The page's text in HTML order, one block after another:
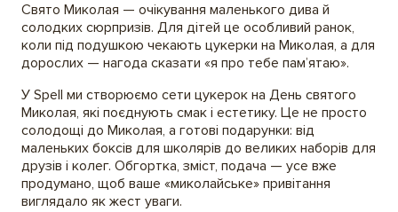
Свято Миколая — очікування маленького дива й
солодких сюрпризів. Для дітей це особливий ранок,
коли під подушкою чекають цукерки на Миколая, а для
дорослих — нагода сказати «я про тебе пам’ятаю».
У Spell ми створюємо сети цукерок на День святого
Миколая, які поєднують смак і естетику. Це не просто
солодощі до Миколая, а готові подарунки: від
маленьких боксів для школярів до великих наборів для
друзів і колег. Обгортка, зміст, подача — усе вже
продумано, щоб ваше «миколайське» привітання
виглядало як жест уваги.